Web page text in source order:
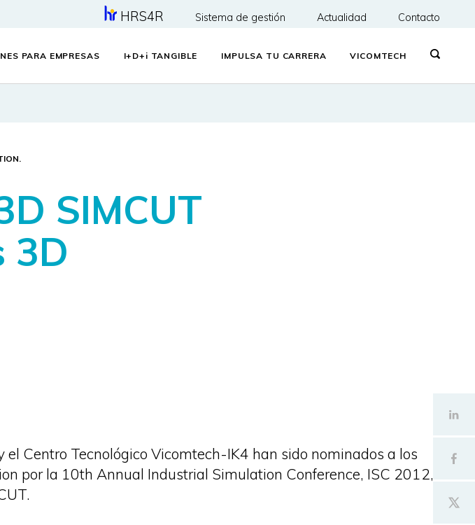
HRS4R Sistema de gestión Actualidad Contacto
PARA EMPRESAS I+D+ i TANGIBLE IMPULSA TU CARRERA VICOMTECH
SIMCUT
3D
el Centro Tecnológico Vicomtech-IK4 han sido nominados a los
por la 10th Annual Industrial Simulation Conference, ISC 2012,